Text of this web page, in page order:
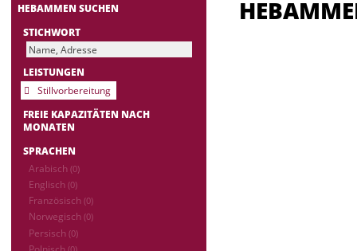
HEBAMMEN SUCHEN
STICHWORT
LEISTUNGEN
Stillvorbereitung
FREIE KAPAZITÄTEN NACH
MONATEN
SPRACHEN
Arabisch (0)
Englisch (0)
Französisch (0)
Norwegisch (0)
Persisch (0)
Polnisch